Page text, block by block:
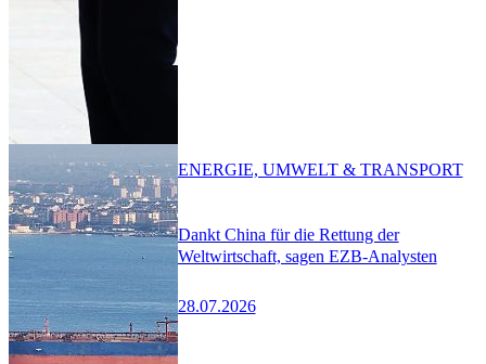
Dankt China für die Rettung der
Weltwirtschaft, sagen EZB-Analysten
28.07.2026
ENERGIE, UMWELT & TRANSPORT